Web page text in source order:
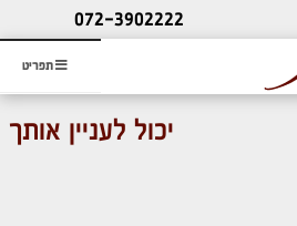
תפריט
ליעוץ חינם
והזמנת כרטיס שמחות
072-3902222
יכול לעניין אותך